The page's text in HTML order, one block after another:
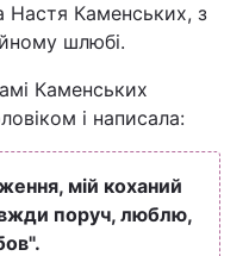
Війна
Політика
Світ
Наука
Лайт
Настя Каменських, з
шлюбі.
Каменських
і написала:
мій коханий
поруч, люблю,